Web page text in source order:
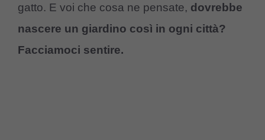
gatto. E voi che cosa ne pensate, dovrebbe
nascere un giardino così in ogni città?
Facciamoci sentire.